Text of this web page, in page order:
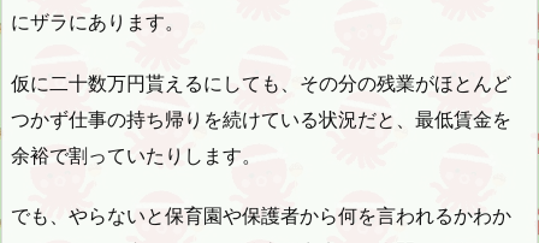
にザラにあります。
仮に二十数万円貰えるにしても、その分の残業がほとんど
つかず仕事の持ち帰りを続けている状況だと、最低賃金を
余裕で割っていたりします。
でも、やらないと保育園や保護者から何を言われるかわか